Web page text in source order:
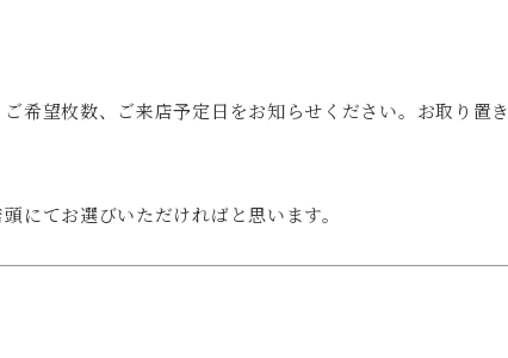
希望枚数、ご来店予定日をお知らせください。お取り置き
にてお選びいただければと思います。